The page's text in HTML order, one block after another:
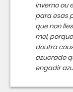
inverno ou
para esas
que non
mel,
doutra
azucrado
engadir